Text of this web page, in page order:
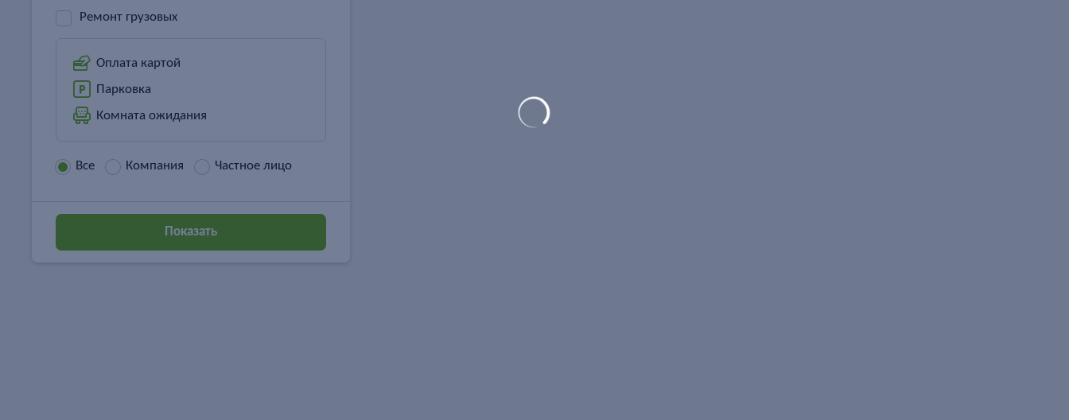
Ремонт грузовых
Оплата картой
Парковка
Комната ожидания
Все Компания Частное лицо
Показать